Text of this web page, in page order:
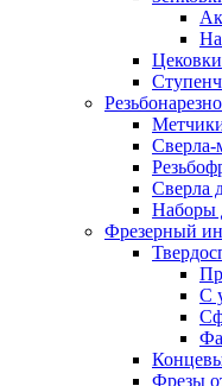
Цековки
Сверла-
Сверла
Наборы
Фрезерный
С
Фрезы